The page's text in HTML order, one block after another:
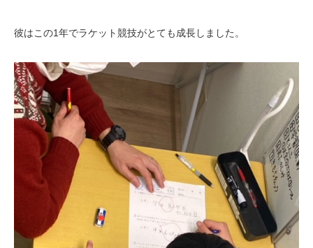
彼はこの1年でラケット競技がとても成長しました。